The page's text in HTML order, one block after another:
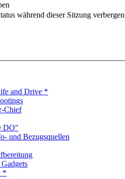
während dieser Sitzung verbergen
and Drive *
Chief
DO"
und Bezugsquellen
*